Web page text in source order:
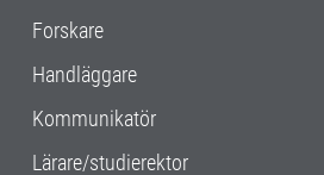
Forskare
Handläggare
Kommunikatör
Lärare/studierektor